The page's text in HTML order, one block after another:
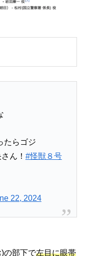
たらゴジ
ん！ #怪獣８号
22, 2024
)の部下で左目に眼帯